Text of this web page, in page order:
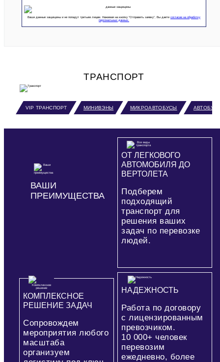
Ваши данные защищены и не попадут третьим лицам. Нажимая на кнопку “Отправить заявку”, Вы даете согласие на обработку
персональных данных.
ТРАНСПОРТ
VIP ТРАНСПОРТ МИНИВЭНЫ МИКРОАВТОБУСЫ
ВАШИ
ПРЕИМУЩЕСТВА
ОТ ЛЕГКОВОГО
АВТОМОБИЛЯ ДО
ВЕРТОЛЕТА
Подберем
подходящий
транспорт для
решения ваших
задач по перевозке
людей.
КОМПЛЕКСНОЕ
РЕШЕНИЕ ЗАДАЧ
Сопровождем
мероприятия любого
масштаба
организуем
НАДЕЖНОСТЬ
Работа по договору
с лицензированным
превозчиком.
10 000+ человек
перевозим
ежедневно, более